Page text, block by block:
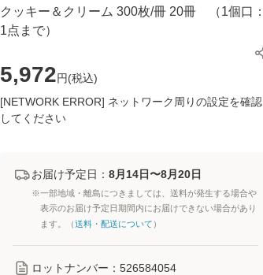
クッキー＆クリーム 300枚/冊 20冊 （1個口：
1点まで）
5,972円(税込)
[NETWORK ERROR] ネットワーク周りの設定を確認
してください
お届け予定日： 8月14日〜8月20日
※一部地域・離島につきましては、送料が発生する場合や
表示のお届け予定日期間内にお届けできない場合があり
ます。（送料・配送について ）
ロットナンバー： 526584054